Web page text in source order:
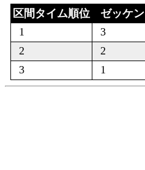
区間タイム順位 ゼッケン
1
3
2
2
3
1